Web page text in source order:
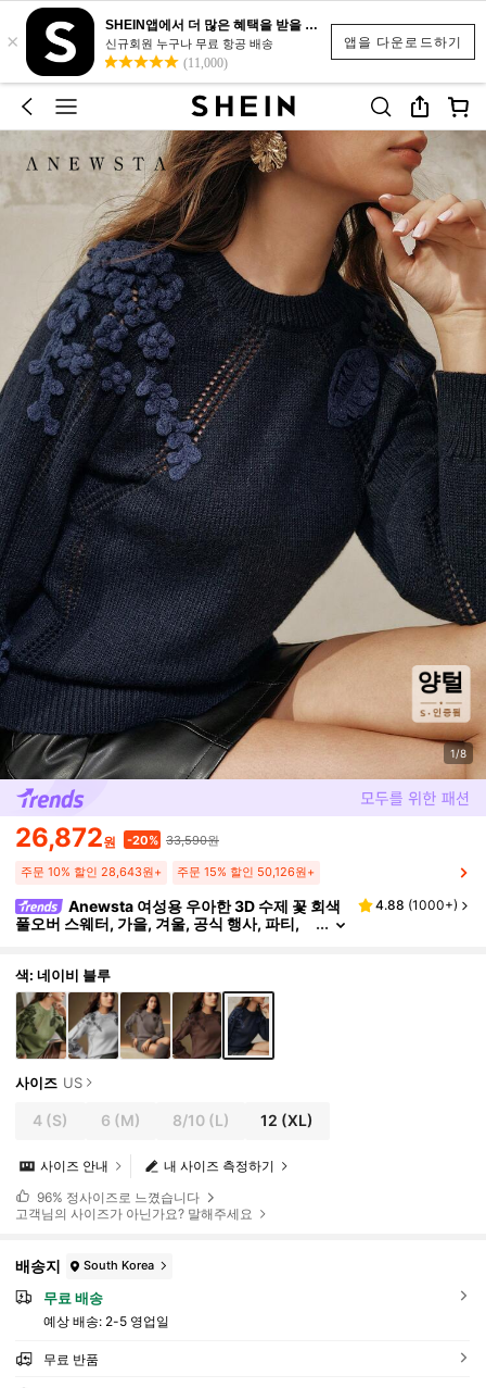
앱을 다운로드하기
×
SHEIN앱에서 더 많은 혜택을 받을 수 있어요.
신규회원 누구나 무료 항공 배송
(11,000)
1/8
26,872원 -20% 33,590원
주문 10% 할인 28,643원+ 주문 15% 할인 50,126원+
Anewsta 여성용 우아한 3D 수제 꽃 회색
풀오버 스웨터, 가을, 겨울, 공식 행사, 파티,
4.88 (1000+)
색: 네이비 블루
사이즈 US
4 (S) 6 (M) 8/10(L) 12 (XL)
내 사이즈 측정하기
사이즈 안내
96% 정사이즈로 느꼈습니다
고객님의 사이즈가 아닌가요? 말해주세요
배송지 South Korea
무료 배송
예상 배송: 2-5 영업일
무료 반품